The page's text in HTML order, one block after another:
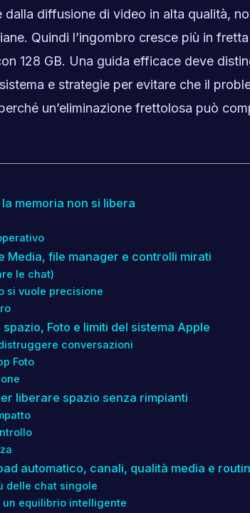
diffusione di video in alta qualità,
Quindi l’ingombro cresce più in fretta
128 GB. Una guida efficace deve
e strategie per evitare che il
un’eliminazione frettolosa può
memoria non si libera
Media, file manager e controlli mirati
le chat)
si vuole precisione
Foto e limiti del sistema Apple
conversazioni
Foto
liberare spazio senza rimpianti
automatico, canali, qualità media e
delle chat singole
un equilibrio intelligente